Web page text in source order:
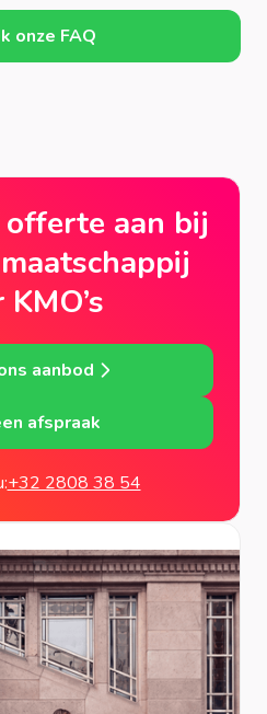
onze FAQ
aan bij
aanbod
afspraak
+32 2808 38 54